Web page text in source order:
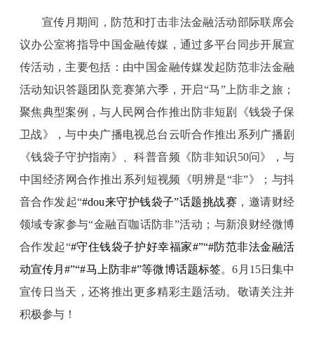
宣传月期间，防范和打击非法金融活动部际联席会
议办公室将指导中国金融传媒，通过多平台同步开展宣
传活动，主要包括： 由中国金融传媒发起防范非法金融
活动知识答题团队竞赛第六季，开启“马”上防非之旅；
聚焦典型案例，与人民网合作推出防非短剧《钱袋子保
卫战》，与中央广播电视总台云听合作推出系列广播剧
《钱袋子守护指南》、科普音频《防非知识50问》，与
中国经济网合作推出系列短视频《明辨是“非”》；与抖
音合作发起“#dou来守护钱袋子”话题挑战赛 ，邀请财经
领域专家参与“金融百咖话防非”活动；与新浪财经微博
合作发起“#守住钱袋子护好幸福家#”“#防范非法金融活
动宣传月#”“#马上防非#”等微博话题标签。6月15日集中
宣传日当天，还将推出更多精彩主题活动。敬请关注并
积极参与！